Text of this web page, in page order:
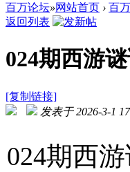
百万论坛»网站首页 › 百
返回列表
024期西游
[复制链接]
发表于 2026-3-1
024期西